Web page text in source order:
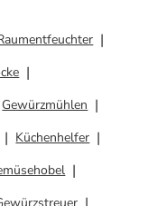
Gewürzmühlen
Küchenhelfer